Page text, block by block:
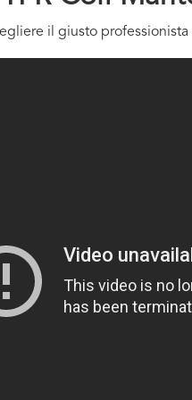
il giusto professionista